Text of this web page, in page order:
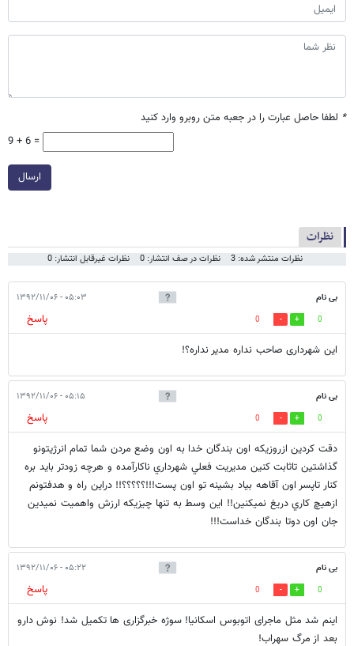
* لطفا حاصل عبارت را در جعبه متن روبرو وارد کنید
9 + 6 =
ارسال
نظرات
نظرات منتشر شده: 3 نظرات در صف انتشار: 0 نظرات غیرقابل انتشار: 0
بی نام ۰۵:۰۳ - ۱۳۹۲/۱۱/۰۶
0
0
پاسخ
این شهرداری صاحب نداره مدیر نداره؟!
بی نام ۰۵:۱۵ - ۱۳۹۲/۱۱/۰۶
0
0
پاسخ
دقت كردين ازروزيكه اون بندگان خدا به اون وضع مردن شما تمام انرژيتونو
گذاشتين تاثابت كنين مديريت فعلي شهرداري ناكارآمده و هرچه زودتر بايد بره
كنار تاپسر اون آقاهه بياد بشينه تو اون پست!!!؟؟؟؟؟!! دراين راه و هدفتونم
ازهيچ كاري دريغ نميكنين!! اين وسط به تنها چيزيكه ارزش واهميت نميدين
جان اون دوتا بندگان خداست!!!
بی نام ۰۵:۲۲ - ۱۳۹۲/۱۱/۰۶
0
0
پاسخ
اینم شد مثل ماجرای اتوبوس اسکانیا! سوژه خبرگزاری ها تکمیل شد! نوش دارو
بعد از مرگ سهراب!